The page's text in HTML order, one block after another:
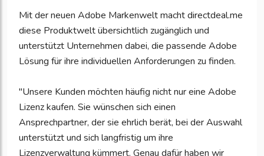
Mit der neuen Adobe Markenwelt macht directdeal.me
diese Produktwelt übersichtlich zugänglich und
unterstützt Unternehmen dabei, die passende Adobe
Lösung für ihre individuellen Anforderungen zu finden.
"Unsere Kunden möchten häufig nicht nur eine Adobe
Lizenz kaufen. Sie wünschen sich einen
Ansprechpartner, der sie ehrlich berät, bei der Auswahl
unterstützt und sich langfristig um ihre
Lizenzverwaltung kümmert. Genau dafür haben wir